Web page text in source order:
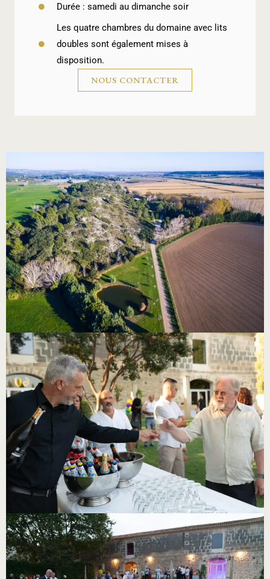
Durée : samedi au dimanche soir
Les quatre chambres du domaine avec lits
doubles sont également mises à
disposition.
NOUS CONTACTER